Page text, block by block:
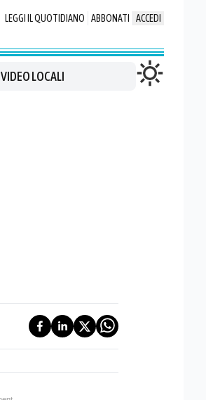
LEGGI IL QUOTIDIANO ABBONATI ACCEDI
VIDEO LOCALI